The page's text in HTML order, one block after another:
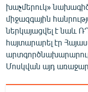
խաչմերուկ»
միջազգային
ներկայացվել է նաև
հայտարարել էր
Մոսկվան այդ